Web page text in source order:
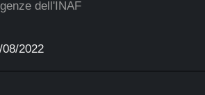
dell'INAF
08/2022